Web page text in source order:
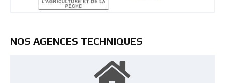
NOS AGENCES TECHNIQUES